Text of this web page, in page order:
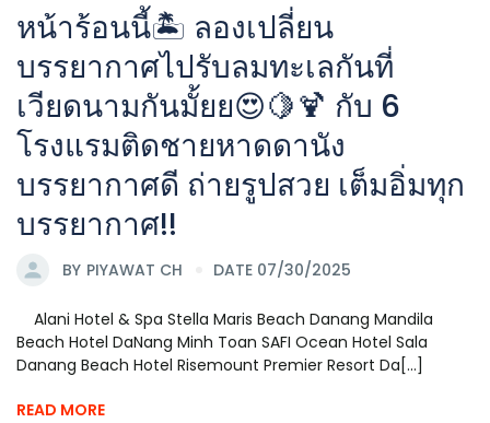
หน้าร้อนนี้🏝 ลองเปลี่ยน
บรรยากาศไปรับลมทะเลกันที่
เวียดนามกันมั้ยย😍🍋🍹 กับ 6
โรงแรมติดชายหาดดานัง
บรรยากาศดี ถ่ายรูปสวย เต็มอิ่มทุก
บรรยากาศ!!
BY PIYAWAT CH DATE 07/30/2025
Alani Hotel & Spa Stella Maris Beach Danang Mandila
Beach Hotel DaNang Minh Toan SAFI Ocean Hotel Sala
Danang Beach Hotel Risemount Premier Resort Da[...]
READ MORE